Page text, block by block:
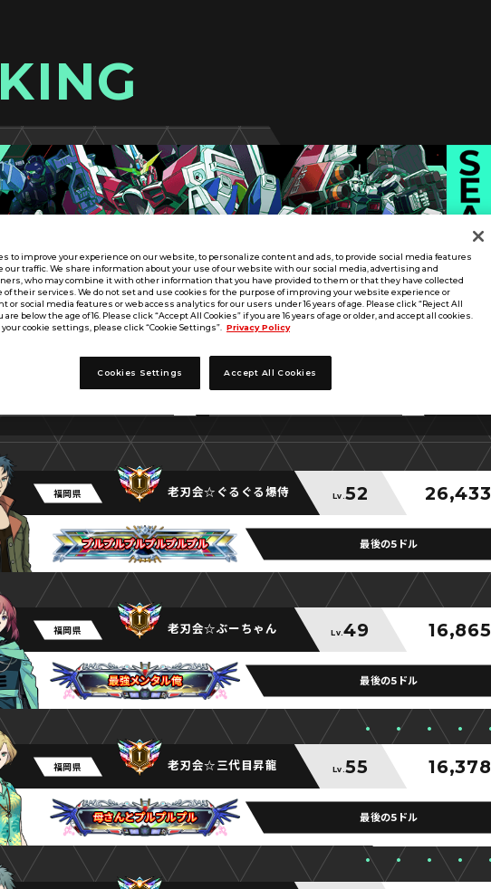
福岡県 老刃会☆ぐるぐる爆侍 Lv.52 26,433
プルプルプルプルプルプル
プルプルプルプルプルプル
プルプルプルプルプルプル 最後の5ドル
福岡県 老刃会☆ぶーちゃん Lv.49 16,865
最強メンタル俺
最強メンタル俺
最強メンタル俺 最後の5ドル
福岡県 老刃会☆三代目昇龍 Lv.55 16,378
母さんとプルプルプル
母さんとプルプルプル
母さんとプルプルプル 最後の5ドル
to improve your experience on our website, to personalize content and ads, to provide social media features
our traffic. We share information about your use of our website with our social media, advertising and
who may combine it with other information that you have provided to them or that they have collected
of their services. We do not set and use cookies for the purpose of improving your website experience or
or social media features or web access analytics for our users under 16 years of age. Please click “Reject All
are below the age of 16. Please click “Accept All Cookies” if you are 16 years of age or older, and accept all cookies.
cookie settings, please click “Cookie Settings”. Privacy Policy
Cookies Settings Accept All Cookies